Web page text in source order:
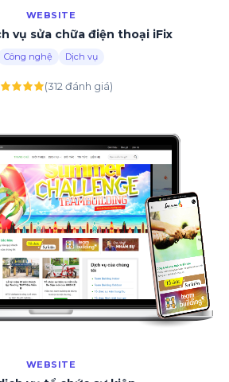
WEBSITE
vụ sửa chữa điện thoại iFix
Công nghệ Dịch vụ
(312 đánh giá)
WEBSITE